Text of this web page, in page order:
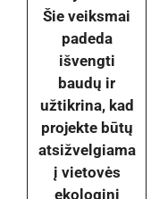
Šie veiksmai
padeda
išvengti
baudų ir
užtikrina, kad
projekte būtų
atsižvelgiama
į vietovės
ekologinį